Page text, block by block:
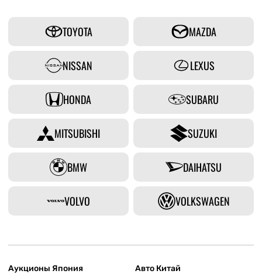
TOYOTA MAZDA
NISSAN LEXUS
HONDA SUBARU
MITSUBISHI SUZUKI
BMW DAIHATSU
VOLVO VOLKSWAGEN
Аукционы Япония
Авто Китай